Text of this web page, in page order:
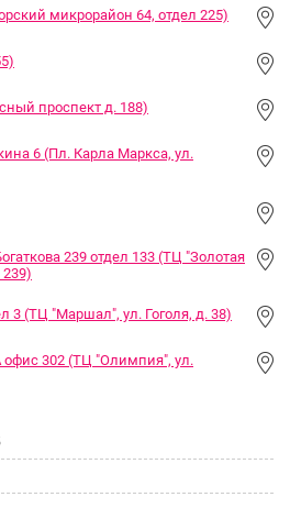
микрорайон 64, отдел 225)
проспект д. 188)
6 (Пл. Карла Маркса, ул.
239 отдел 133 (ТЦ "Золотая
239)
3 (ТЦ "Маршал", ул. Гоголя, д. 38)
302 (ТЦ "Олимпия", ул.